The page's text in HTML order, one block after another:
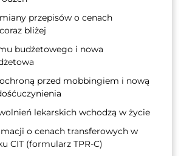
przepisów o cenach
bliżej
budżetowego i nowa
ochroną przed mobbingiem i nową
lekarskich wchodzą w życie
o cenach transferowych w
CIT (formularz TPR-C)